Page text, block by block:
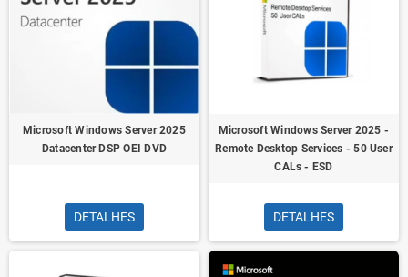
Microsoft Windows Server 2025
Datacenter DSP OEI DVD
DETALHES
Microsoft Windows Server 2025 -
Remote Desktop Services - 50 User
CALs - ESD
DETALHES